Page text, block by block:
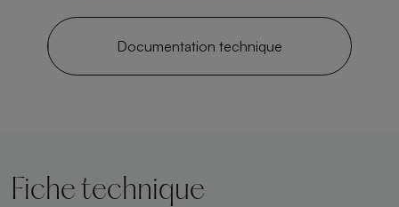
Documentation technique
Fiche technique